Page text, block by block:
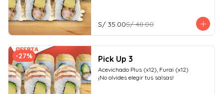
S/ 35.00S/ 48.00
-27% Pick Up 3
Acevichado Plus (x12), Furai (x12)
¡No olvides elegir tus salsas!